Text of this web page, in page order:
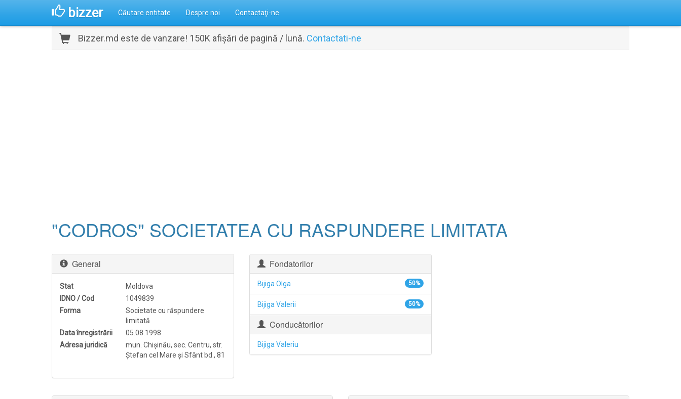
bizzer Căutare entitate Despre noi Contactaţi-ne
Bizzer.md este de vanzare! 150K afișări de pagină / lună. Contactati-ne
"CODROS" SOCIETATEA CU RASPUNDERE LIMITATA
General
Stat
Moldova
IDNO / Cod
1049839
Forma
Societate cu răspundere
limitată
Data înregistrării
05.08.1998
Adresa juridică
mun. Chişinău, sec. Centru, str.
Ştefan cel Mare şi Sfânt bd., 81
Fondatorilor
Bijiga Olga 50%
Bijiga Valerii 50%
Conducătorilor
Bijiga Valeriu